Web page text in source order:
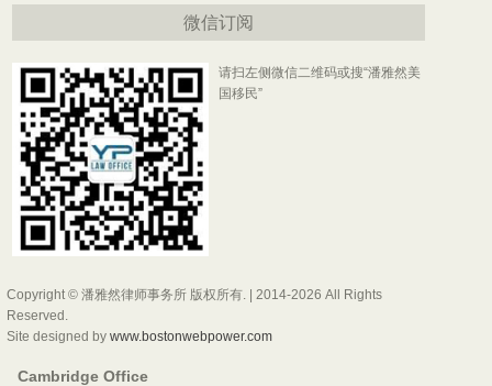
微信订阅
请扫左侧微信二维码或搜“潘雅然美
国移民”
Copyright © 潘雅然律师事务所 版权所有. | 2014-2026 All Rights
Reserved.
Site designed by www.bostonwebpower.com
Cambridge Office